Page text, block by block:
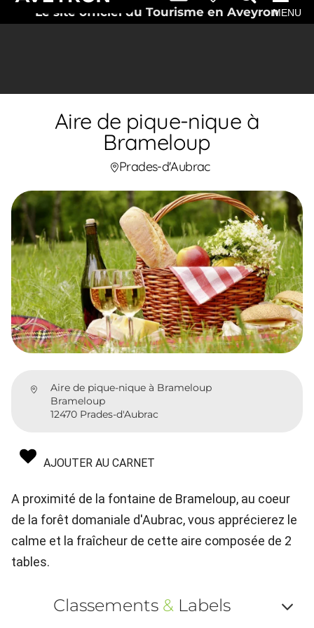
Le site officiel du Tourisme en AveyronMENU
Aire de pique-nique à
Brameloup
Prades-d'Aubrac
Aire de pique-nique à Brameloup
Brameloup
12470 Prades-d'Aubrac
AJOUTER AU CARNET
A proximité de la fontaine de Brameloup, au coeur
de la forêt domaniale d'Aubrac, vous apprécierez le
calme et la fraîcheur de cette aire composée de 2
tables.
Classements & Labels